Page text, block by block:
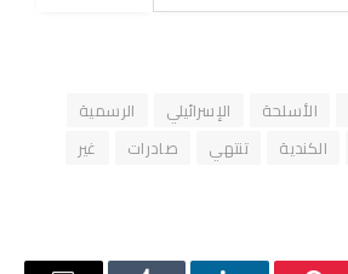
الأسلحة الإسرائيلي
الرسمية
الكندية تنتهي صادرات
غير